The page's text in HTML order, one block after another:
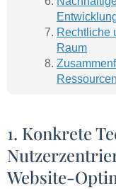
Rechtliche
Raum
Ressourcen
1. Konkrete
Website-